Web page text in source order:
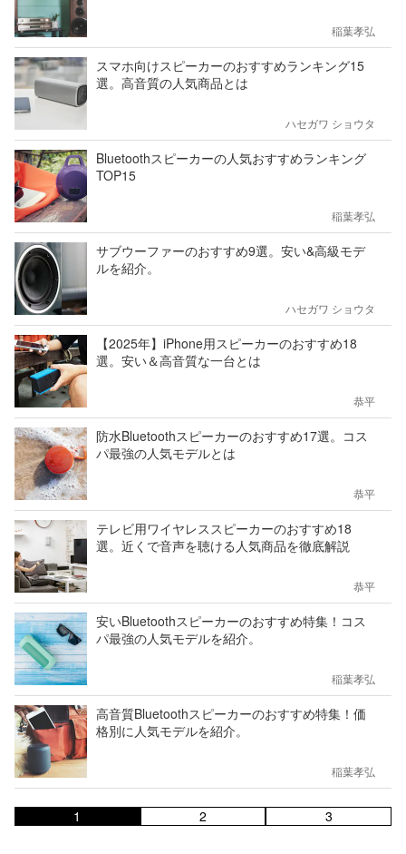
稲葉孝弘
スマホ向けスピーカーのおすすめランキング15
選。高音質の人気商品とは
ハセガワ ショウタ
Bluetoothスピーカーの人気おすすめランキング
TOP15
稲葉孝弘
サブウーファーのおすすめ9選。安い&高級モデ
ルを紹介。
ハセガワ ショウタ
【2025年】iPhone用スピーカーのおすすめ18
選。安い＆高音質な一台とは
恭平
防水Bluetoothスピーカーのおすすめ17選。コス
パ最強の人気モデルとは
恭平
テレビ用ワイヤレススピーカーのおすすめ18
選。近くで音声を聴ける人気商品を徹底解説
恭平
安いBluetoothスピーカーのおすすめ特集！コス
パ最強の人気モデルを紹介。
稲葉孝弘
高音質Bluetoothスピーカーのおすすめ特集！価
格別に人気モデルを紹介。
稲葉孝弘
1 2 3